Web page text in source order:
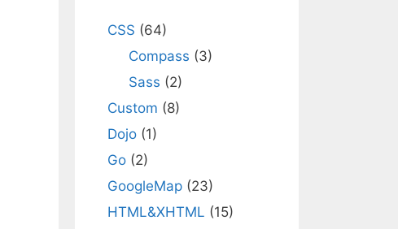
CSS (64)
Compass (3)
Sass (2)
Custom (8)
Dojo (1)
Go (2)
GoogleMap (23)
HTML&XHTML (15)